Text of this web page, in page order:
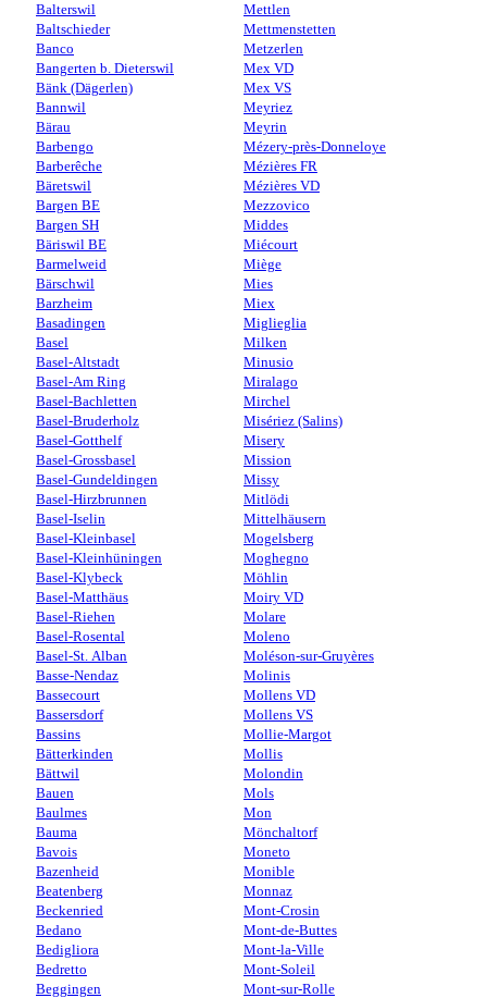
Balterswil
Baltschieder
Banco
Bangerten b. Dieterswil
Bänk (Dägerlen)
Bannwil
Bärau
Barbengo
Barberêche
Bäretswil
Bargen BE
Bargen SH
Bäriswil BE
Barmelweid
Bärschwil
Barzheim
Basadingen
Basel
Basel-Altstadt
Basel-Am Ring
Basel-Bachletten
Basel-Bruderholz
Basel-Gotthelf
Basel-Grossbasel
Basel-Gundeldingen
Basel-Hirzbrunnen
Basel-Iselin
Basel-Kleinbasel
Basel-Kleinhüningen
Basel-Klybeck
Basel-Matthäus
Basel-Riehen
Basel-Rosental
Basel-St. Alban
Basse-Nendaz
Bassecourt
Bassersdorf
Bassins
Bätterkinden
Bättwil
Bauen
Baulmes
Bauma
Bavois
Bazenheid
Beatenberg
Beckenried
Bedano
Bedigliora
Bedretto
Beggingen
Mettlen
Mettmenstetten
Metzerlen
Mex VD
Mex VS
Meyriez
Meyrin
Mézery-près-Donneloye
Mézières FR
Mézières VD
Mezzovico
Middes
Miécourt
Miège
Mies
Miex
Miglieglia
Milken
Minusio
Miralago
Mirchel
Misériez (Salins)
Misery
Mission
Missy
Mitlödi
Mittelhäusern
Mogelsberg
Moghegno
Möhlin
Moiry VD
Molare
Moleno
Moléson-sur-Gruyères
Molinis
Mollens VD
Mollens VS
Mollie-Margot
Mollis
Molondin
Mols
Mon
Mönchaltorf
Moneto
Monible
Monnaz
Mont-Crosin
Mont-de-Buttes
Mont-la-Ville
Mont-Soleil
Mont-sur-Rolle